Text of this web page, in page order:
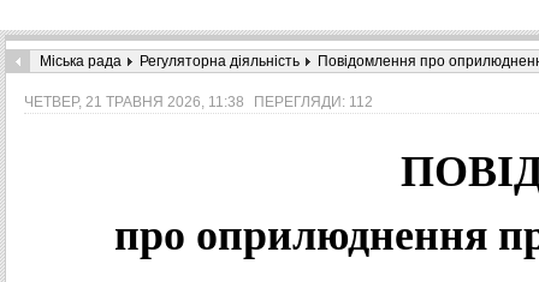
Міська рада Регуляторна діяльність Повідомлення про
ЧЕТВЕР, 21 ТРАВНЯ 2026, 11:38 ПЕРЕГЛЯДИ: 112
про оприлюднення